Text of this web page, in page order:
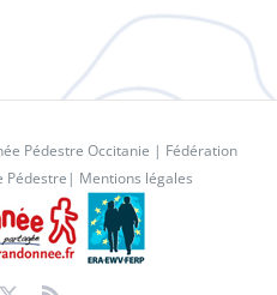
Pédestre Occitanie | Fédération
Pédestre | Mentions légales